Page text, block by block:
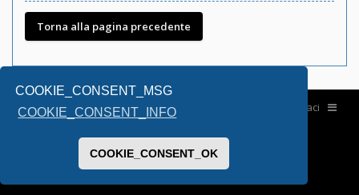
COOKIE_CONSENT_MSG
COOKIE_CONSENT_INFO
COOKIE_CONSENT_OK
Torna alla pagina precedente
Home Contattaci